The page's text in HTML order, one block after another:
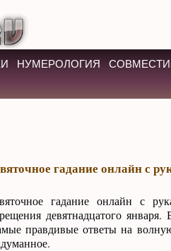
НУМЕРОЛОГИЯ
гадание онлайн с
гадание онлайн с
девятнадцатого
правдивые ответы на